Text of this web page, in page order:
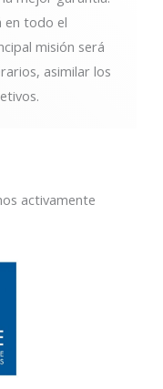
en todo el
misión será
asimilar los
activamente